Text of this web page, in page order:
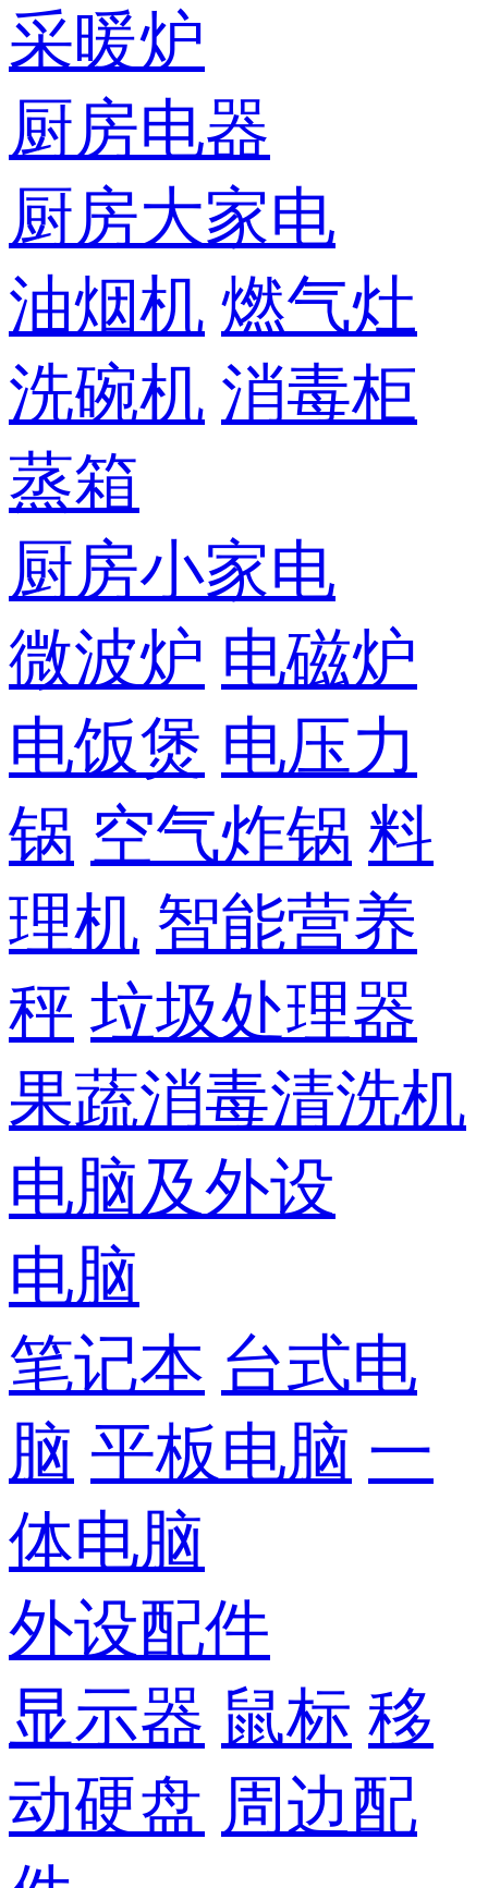
采暖炉
厨房电器
厨房大家电
油烟机 燃气灶
洗碗机 消毒柜
蒸箱
厨房小家电
微波炉 电磁炉
电饭煲 电压力
锅 空气炸锅 料
理机 智能营养
秤 垃圾处理器
果蔬消毒清洗机
电脑及外设
电脑
笔记本 台式电
脑 平板电脑 一
体电脑
外设配件
显示器 鼠标 移
动硬盘 周边配